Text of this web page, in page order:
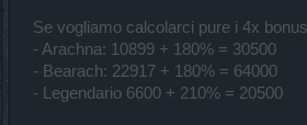
Se vogliamo calcolarci pure i 4x
- Arachna: 10899 + 180% = 30500
- Bearach: 22917 + 180% = 64000
- Legendario 6600 + 210% = 20500